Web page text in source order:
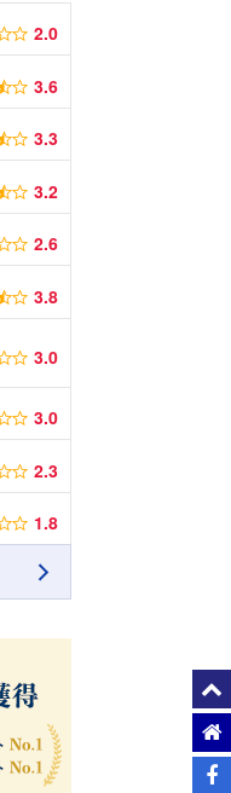
2.0
3.6
3.3
3.2
2.6
3.8
3.0
3.0
2.3
1.8